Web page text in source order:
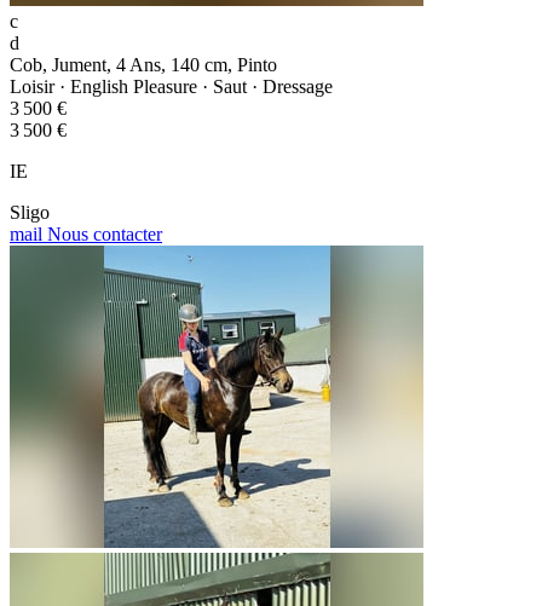
c
d
Cob, Jument, 4 Ans, 140 cm, Pinto
Loisir · English Pleasure · Saut · Dressage
3 500 €
3 500 €
IE
Sligo
mail Nous contacter